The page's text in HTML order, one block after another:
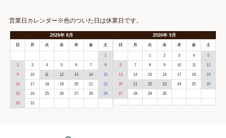
営業日カレンダー※色のついた日は休業日です。
2026年 8月
日 月 火 水 木 金 土
1
2 3 4 5 6 7 8
9 10 11 12 13 14 15
16 17 18 19 20 21 22
23 24 25 26 27 28 29
30 31
2026年9月
日 月 火 水 木 金 土
1 2 3 4 5
6 7 8 9 10 11 12
13 14 15 16 17 18 19
20 21 22 23 24 25 26
27 28 29 30